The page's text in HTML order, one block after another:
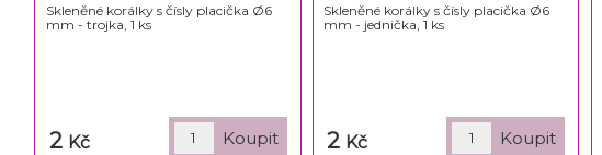
Skleněné korálky s čísly placička Ø6
mm - trojka, 1 ks
2 Kč
Skleněné korálky s čísly placička Ø6
mm - jednička, 1 ks
2 Kč